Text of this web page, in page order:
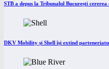
STB a depus la Tribunalul București
DKV Mobility și Shell își extind